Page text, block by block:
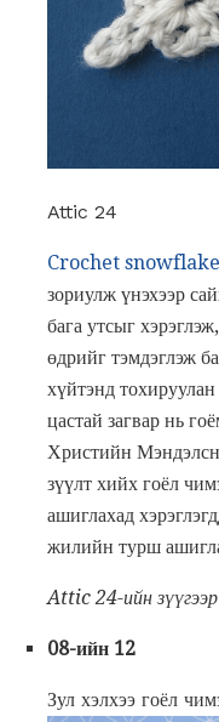
Attic 24
Crochet snowflake
зориулж үнэхээр
бага утсыг
өдрийг тэмдэглэж
хүйтэнд
цастай загвар нь
Христийн
зүүлт хийх гоёл
ашиглахад
жилийн турш
Attic 24-ийн зүүгээр
08-ийн 12
Зул хэлхээ гоёл